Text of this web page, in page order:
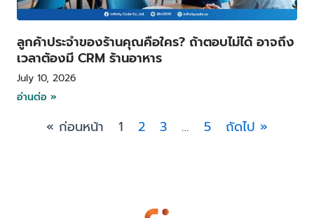
ลูกค้าประจำของร้านคุณคือใคร? ถ้าตอบไม่ได้ อาจถึง
เวลาต้องมี CRM ร้านอาหาร
July 10, 2026
อ่านต่อ »
« ก่อนหน้า 1 2 3 … 5 ถัดไป »